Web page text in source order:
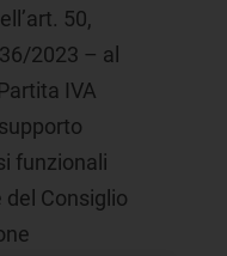
50,
2023 – al
IVA
funzionali
del Consiglio